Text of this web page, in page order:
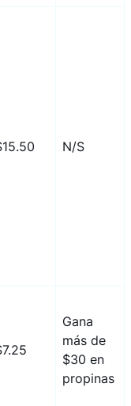
N/S
Gana
más de
$30 en
propinas